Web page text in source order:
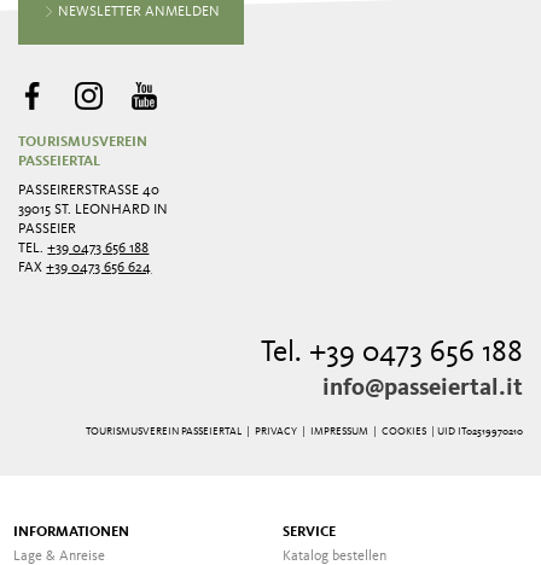
NEWSLETTER ANMELDEN
TOURISMUSVEREIN
PASSEIERTAL
PASSEIRERSTRASSE 40
39015 ST. LEONHARD IN
PASSEIER
TEL.+39 0473 656 188
FAX+39 0473 656 624
Tel. +39 0473 656 188
info@passeiertal.it
TOURISMUSVEREIN PASSEIERTAL | PRIVACY| IMPRESSUM COOKIES | UID IT02519970210
INFORMATIONEN
Lage & Anreise
SERVICE
Katalog bestellen